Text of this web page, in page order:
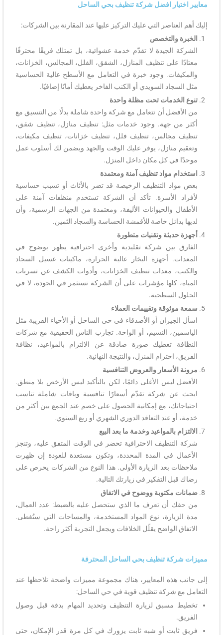
معايير اختيار افضل شركة تنظيف بحي الساحل
إليك أهم العناصر التي عليك التركيز عليها عند المقارنة بين الشركات:
الخبرة والتخصص
الشركة الجيدة لا تقدّم خدمة عشوائية، بل تمتلك فريقًا محترفًا
معتادًا على تنظيف المنازل، الشقق، الفلل، المجالس، الخزانات،
والمكيفات. وجود خبرة في التعامل مع الأسطح عالية الحساسية
مثل السجاد السويدي أو الكنب الفاخر يعطيك أمانًا إضافيًا.
تنوع الخدمات تحت مظلة واحدة
من الأفضل أن تتعامل مع شركة واحدة شاملة بدلًا من التنسيق مع
أكثر من جهة. وجود خدمات مثل: تنظيف منازل، تنظيف شقق،
تنظيف مجالس، تنظيف فلل، تنظيف خزانات، تنظيف مكيفات،
وتعقيم منازل، يوفر عليك الوقت والجهد ويضمن لك أسلوب عمل
موحدًا في كل مكان داخل المنزل.
استخدام مواد تنظيف آمنة ومعتمدة
بعض مواد التنظيف الرخيصة قد تضر بالأثاث أو تسبب حساسية
لأفراد الأسرة. تأكد أن الشركة تستخدم منظفات آمنة على
الأطفال والحيوانات الأليفة، ومعتمدة من الجهات الرسمية، وأن
لديها بدائل خاصة للأقمشة الحساسة والسجاد الثمين.
أجهزة حديثة وتقنيات متطورة
الفارق بين شركة تقليدية وأخرى احترافية يظهر بوضوح في
المعدات. أجهزة البخار عالية الحرارة، ماكينات غسيل السجاد
والكنب، معدات تنظيف الخزانات، وأدوات الكشف عن تسربات
المياه، كلها مؤشرات على أن الشركة تستثمر في الجودة، لا في
الحلول السطحية.
سمعة موثوقة وتقييمات العملاء
اسأل الجيران أو الأصدقاء في حي الساحل أو الأحياء القريبة مثل
الياسمين، النسيم، أو الواحة. تجارب الناس الحقيقية مع شركات
النظافة تعطيك صورة صادقة عن الالتزام بالمواعيد، نظافة
الفريق، احترام المنزل، والنتيجة النهائية.
مرونة الأسعار والعروض التنافسية
الأفضل ليس الأغلى دائمًا، لكن بالتأكيد ليس الأرخص بلا منطق.
ابحث عن شركة تقدّم أسعارًا تنافسية وباقات شاملة تناسب
احتياجاتك، مع إمكانية الحصول على خصم عند الجمع بين أكثر من
خدمة، أو عند التعاقد الدوري الشهري أو ربع السنوي.
الالتزام بالمواعيد وخدمة ما بعد البيع
شركة التنظيف الاحترافية تحضر في الوقت المتفق عليه، وتنجز
الأعمال في المدة المحددة، وتكون مستعدة للعودة إن ظهرت
ملاحظات بعد الزيارة الأولى. هذا النوع من الشركات يحرص على
رضاك قبل التفكير في زيارتك التالية.
ضمانات مكتوبة ووضوح في الاتفاق
من حقك أن تعرف ما الذي ستحصل عليه بالضبط: عدد العمال،
مدة الزيارة، نوع المواد المستخدمة، والمساحات التي ستُغطى.
الاتفاق الواضح يقلّل الخلافات ويجعل التجربة أكثر راحة.
مميزات شركة تنظيف بحي الساحل المحترفة
إلى جانب هذه المعايير، هناك مجموعة مميزات واضحة تلاحظها عند
التعامل مع شركة تنظيف قوية في حي الساحل:
تخطيط مسبق لزيارة التنظيف وتحديد المهام بدقة قبل وصول
الفريق.
فريق ثابت أو شبه ثابت يزورك في كل مرة قدر الإمكان، حتى